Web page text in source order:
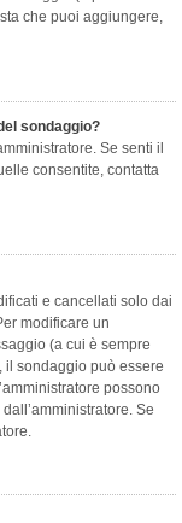
che puoi aggiungere,
sondaggio?
Se senti il
consentite, contatta
e cancellati solo dai
modificare un
(a cui è sempre
il sondaggio può essere
possono
Se